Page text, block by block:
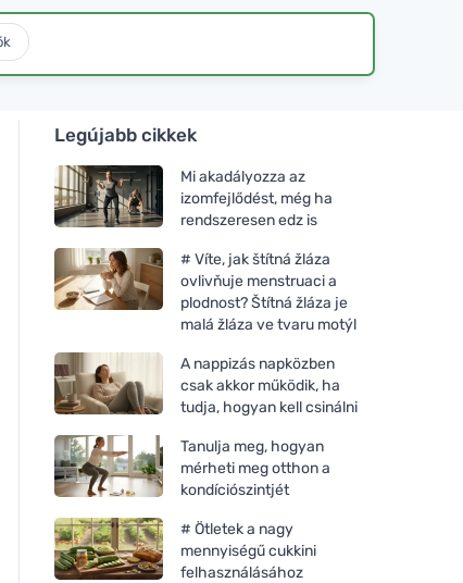
Legújabb cikkek
Mi akadályozza az
izomfejlődést, még ha
rendszeresen edz is
# Víte, jak štítná žláza
ovlivňuje menstruaci a
plodnost? Štítná žláza je
malá žláza ve tvaru motýl
A nappizás napközben
csak akkor működik, ha
tudja, hogyan kell csinálni
Tanulja meg, hogyan
mérheti meg otthon a
kondíciószintjét
# Ötletek a nagy
mennyiségű cukkini
felhasználásához